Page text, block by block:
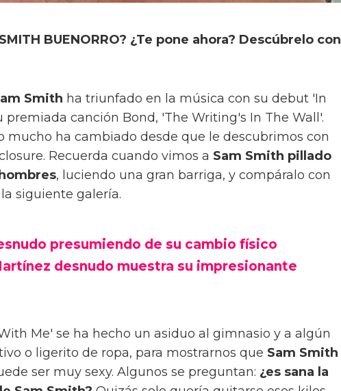
BUENORRO? ¿Te pone ahora? Descúbrelo con
Smith ha triunfado en la música con su debut 'In
premiada canción Bond, 'The Writing's In The Wall'.
mucho ha cambiado desde que le descubrimos con
Recuerda cuando vimos a Sam Smith pillado
, luciendo una gran barriga, y compáralo con
siguiente galería.
presumiendo de su cambio físico
desnudo muestra su impresionante
Me' se ha hecho un asiduo al gimnasio y a algún
o ligerito de ropa, para mostrarnos que Sam Smith
ser muy sexy. Algunos se preguntan: ¿es sana la